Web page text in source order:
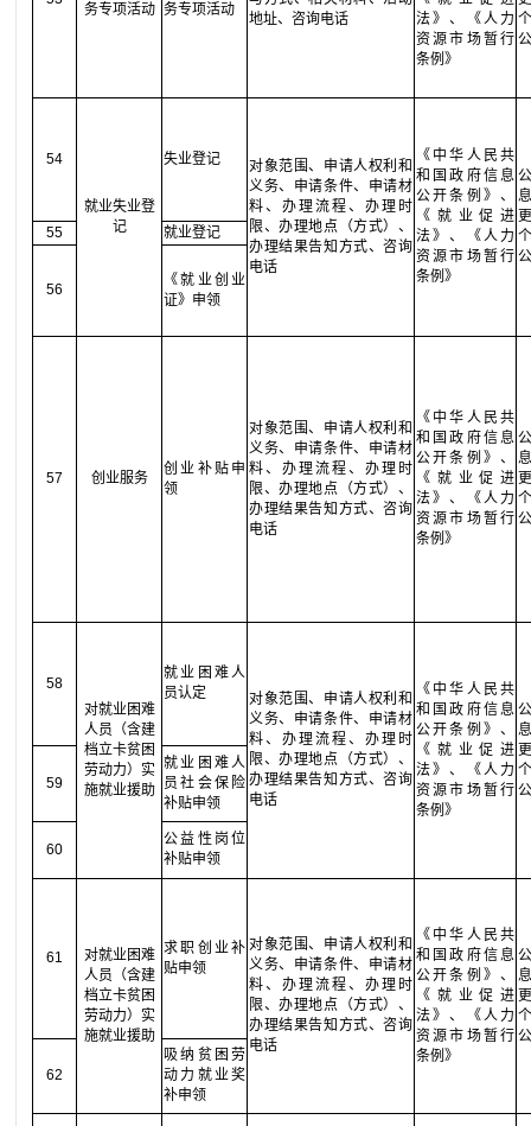
务专项活动 务专项活动
地址、咨询电话
法》、《人力
资源市场暂行
条例》
54
就业失业登
记
失业登记
对象范围、申请人权利和
义务、申请条件、申请材
料、办理流程、办理时
限、办理地点（方式）、
办理结果告知方式、咨询
电话
《中华人民共
和国政府信息
公开条例》、
《就业促进
法》、《人力
资源市场暂行
条例》
55 就业登记
56
《就业创业
证》申领
57 创业服务
创业补贴申
领
对象范围、申请人权利和
义务、申请条件、申请材
料、办理流程、办理时
限、办理地点（方式）、
办理结果告知方式、咨询
电话
《中华人民共
和国政府信息
公开条例》、
《就业促进
法》、《人力
资源市场暂行
条例》
58
对就业困难
人员（含建
档立卡贫困
劳动力）实
施就业援助
就业困难人
员认定
对象范围、申请人权利和
义务、申请条件、申请材
料、办理流程、办理时
限、办理地点（方式）、
办理结果告知方式、咨询
电话
《中华人民共
和国政府信息
公开条例》、
《就业促进
法》、《人力
资源市场暂行
条例》
59
就业困难人
员社会保险
补贴申领
60
公益性岗位
补贴申领
61
对就业困难
人员（含建
档立卡贫困
劳动力）实
施就业援助
求职创业补
贴申领
对象范围、申请人权利和
义务、申请条件、申请材
料、办理流程、办理时
限、办理地点（方式）、
办理结果告知方式、咨询
电话
《中华人民共
和国政府信息
公开条例》、
《就业促进
法》、《人力
资源市场暂行
条例》
62
吸纳贫困劳
动力就业奖
补申领